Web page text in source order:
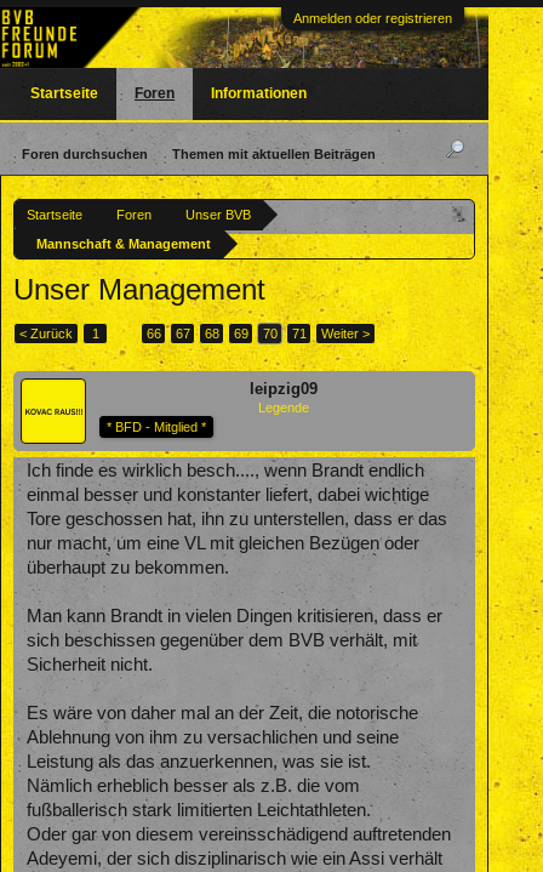
Anmelden oder registrieren
Startseite Foren
Unser BVB
Mannschaft & Management
Unser Management
< Zurück 1 ← 66 67 68 69 70 71 Weiter >
leipzig09
Legende
* BFD - Mitglied *
Ich finde es wirklich besch...., wenn Brandt endlich
einmal besser und konstanter liefert, dabei wichtige
Tore geschossen hat, ihn zu unterstellen, dass er das
nur macht, um eine VL mit gleichen Bezügen oder
überhaupt zu bekommen.
Man kann Brandt in vielen Dingen kritisieren, dass er
sich beschissen gegenüber dem BVB verhält, mit
Sicherheit nicht.
Es wäre von daher mal an der Zeit, die notorische
Ablehnung von ihm zu versachlichen und seine
Leistung als das anzuerkennen, was sie ist.
Nämlich erheblich besser als z.B. die vom
fußballerisch stark limitierten Leichtathleten.
Oder gar von diesem vereinsschädigend auftretenden
Adeyemi, der sich disziplinarisch wie ein Assi verhält
Startseite Foren
Foren durchsuchen Themen mit aktuellen Beiträgen
Informationen